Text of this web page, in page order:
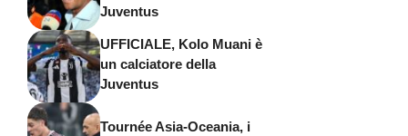
Juventus
UFFICIALE, Kolo Muani è
un calciatore della
Juventus
Tournée Asia-Oceania, i